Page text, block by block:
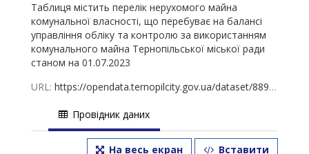
Таблиця містить перелік нерухомого майна
комунальної власності, що перебуває на балансі
управління обліку та контролю за використанням
комунального майна Тернопільської міської ради
станом на 01.07.2023
URL: https://opendata.ternopilcity.gov.ua/dataset/889433d4-d5d0-4f3d-b6d9-7c19653827f4/resource/c6809719-7fb8-429a-9afd-728343f64f17/download/1-01_07_2023.xlsx
Провідник даних
На весь екран Вставити